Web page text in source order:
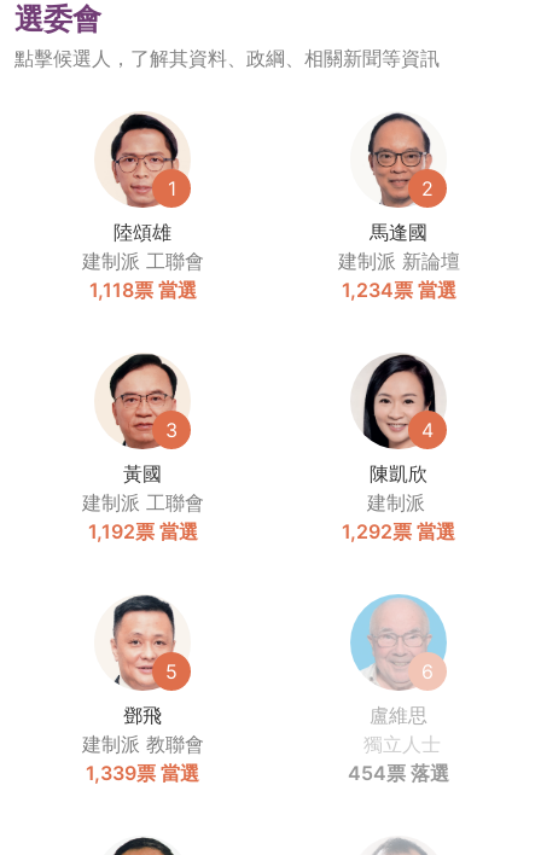
選委會
點擊候選人，了解其資料、政綱、相關新聞等資訊
1
陸頌雄
建制派 工聯會
1,118票 當選
2
馬逢國
建制派 新論壇
1,234票 當選
3
黃國
建制派 工聯會
1,192票 當選
4
陳凱欣
建制派
1,292票 當選
5
鄧飛
建制派 教聯會
1,339票 當選
6
盧維思
獨立人士
454票 落選